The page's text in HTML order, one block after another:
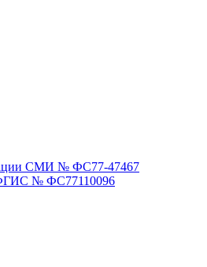
СМИ № ФС77-47467
№ ФС77110096